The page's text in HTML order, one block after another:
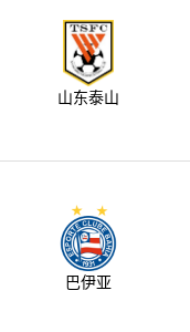
山东泰山
巴伊亚